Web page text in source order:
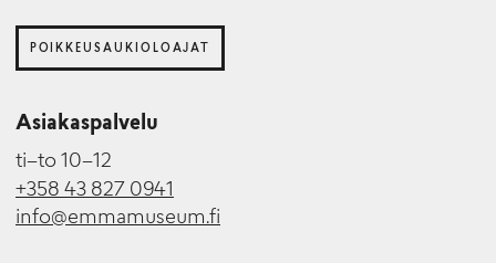
POIKKEUSAUKIOLOAJAT
Asiakaspalvelu
ti–to 10–12
+358 43 827 0941
info@emmamuseum.fi